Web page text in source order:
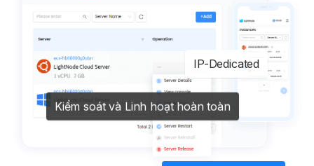
IP-Dedicated
Kiểm soát và Linh hoạt hoàn toàn